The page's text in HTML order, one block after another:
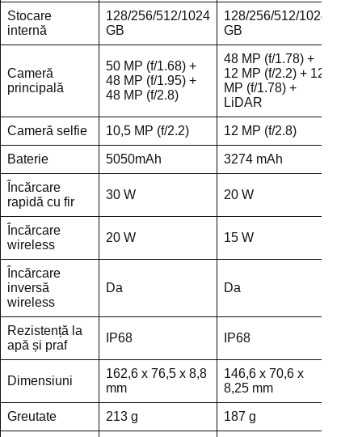
Stocare
internă
128/256/512/1024
GB
128/256/512/1024
GB
Cameră
principală
50 MP (f/1.68) +
48 MP (f/1.95) +
48 MP (f/2.8)
48 MP (f/1.78) +
12 MP (f/2.2) + 12
MP (f/1.78) +
LiDAR
Cameră selfie 10,5 MP (f/2.2) 12 MP (f/2.8)
Baterie 5050mAh 3274 mAh
Încărcare
rapidă cu fir
30 W 20 W
Încărcare
wireless
20 W 15 W
Încărcare
inversă
wireless
Da Da
Rezistență la
apă și praf
IP68 IP68
Dimensiuni
162,6 x 76,5 x 8,8
mm
146,6 x 70,6 x
8,25 mm
Greutate 213 g 187 g